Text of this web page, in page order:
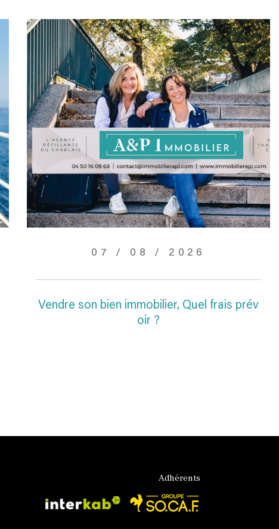
07 / 08 / 2026
Vendre son bien immobilier, Quel frais prév
oir ?
Adhérents